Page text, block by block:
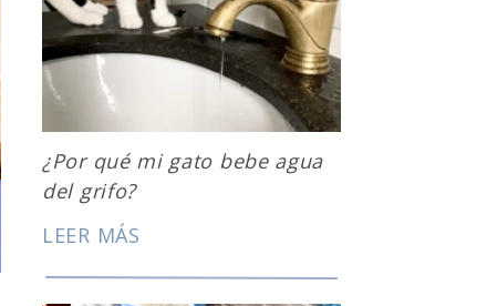
¿Por qué mi gato bebe agua
del grifo?
LEER MÁS